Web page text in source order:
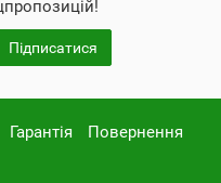
Підписатися
Гарантія
Повернення